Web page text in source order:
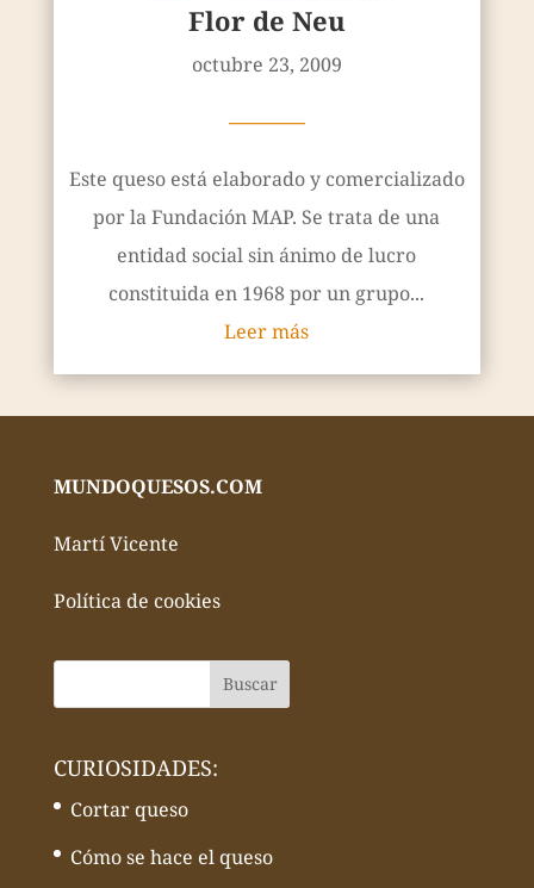
Flor de Neu
octubre 23, 2009
————
Este queso está elaborado y comercializado
por la Fundación MAP. Se trata de una
entidad social sin ánimo de lucro
constituida en 1968 por un grupo...
Leer más
MUNDOQUESOS.COM
Martí Vicente
Política de cookies
CURIOSIDADES:
Cortar queso
Cómo se hace el queso